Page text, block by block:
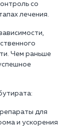
со
лечения.
Чем раньше
для
и ускорения